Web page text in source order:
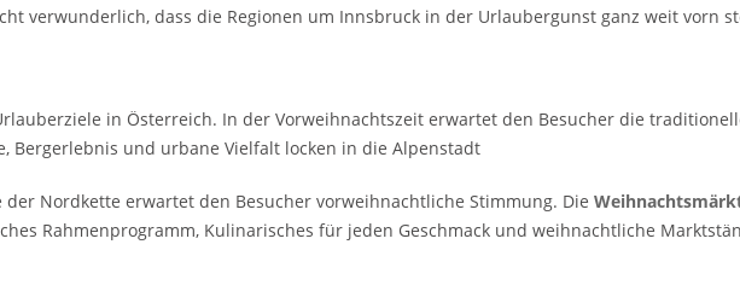
verwunderlich, dass die Regionen um Innsbruck in der Urlaubergunst ganz weit vorn
in Österreich. In der Vorweihnachtszeit erwartet den Besucher die
Bergerlebnis und urbane Vielfalt locken in die Alpenstadt
Nordkette erwartet den Besucher vorweihnachtliche Stimmung. Die
Rahmenprogramm, Kulinarisches für jeden Geschmack und weihnachtliche